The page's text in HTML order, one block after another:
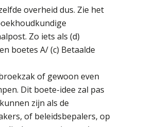
overheid dus. Zie het
Zo iets als (d)
boetes A/ (c) Betaalde
of gewoon even
Dit boete-idee zal pas
zijn als de
of beleidsbepalers, op
vastgoedbeleggingsfonds?
Inzicht in je organisatie: de kracht zit
in eenvoud
de autonome AI-boekhouder
De curator klopt aan: wat moet een